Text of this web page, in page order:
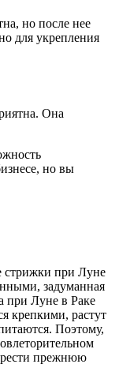
но после нее
для укрепления
Она
но вы
стрижки при Луне
задуманная
при Луне в Раке
крепкими, растут
Поэтому,
прежнюю